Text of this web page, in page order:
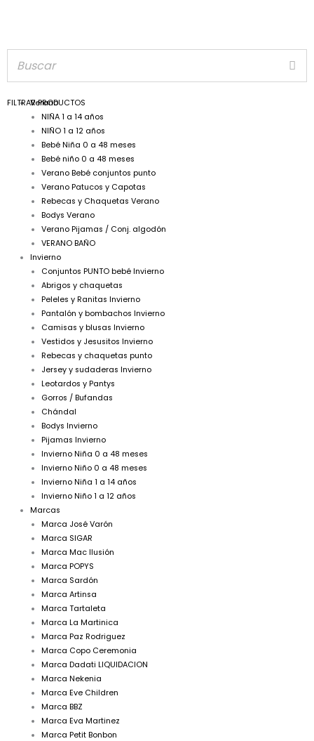
Verano
NIÑA 1 a 14 años
NIÑO 1 a 12 años
Bebé Niña 0 a 48 meses
Bebé niño 0 a 48 meses
Verano Bebé conjuntos punto
Verano Patucos y Capotas
Rebecas y Chaquetas Verano
Bodys Verano
Verano Pijamas / Conj. algodón
VERANO BAÑO
Invierno
Conjuntos PUNTO bebé Invierno
Abrigos y chaquetas
Peleles y Ranitas Invierno
Pantalón y bombachos Invierno
Camisas y blusas Invierno
Vestidos y Jesusitos Invierno
Rebecas y chaquetas punto
Jersey y sudaderas Invierno
Leotardos y Pantys
Gorros / Bufandas
Chándal
Bodys Invierno
Pijamas Invierno
Invierno Niña 0 a 48 meses
Invierno Niño 0 a 48 meses
Invierno Niña 1 a 14 años
Invierno Niño 1 a 12 años
Marcas
Marca José Varón
Marca SIGAR
Marca Mac Ilusión
Marca POPYS
Marca Sardón
Marca Artinsa
Marca Tartaleta
Marca La Martinica
Marca Paz Rodriguez
Marca Copo Ceremonia
Marca Dadati LIQUIDACION
Marca Nekenia
Marca Eve Children
Marca BBZ
Marca Eva Martinez
Marca Petit Bonbon
FILTRAR PRODUCTOS